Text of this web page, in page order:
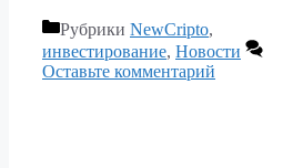
Рубрики NewCripto,
инвестирование, Новости
Оставьте комментарий